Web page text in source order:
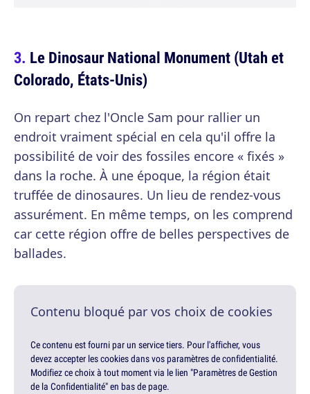
Le Dinosaur National Monument (Utah et
Colorado, États-Unis)
On repart chez l'Oncle Sam pour rallier un
endroit vraiment spécial en cela qu'il offre la
possibilité de voir des fossiles encore « fixés »
dans la roche. À une époque, la région était
truffée de dinosaures. Un lieu de rendez-vous
assurément. En même temps, on les comprend
car cette région offre de belles perspectives de
ballades.
Contenu bloqué par vos choix de cookies
Ce contenu est fourni par un service tiers. Pour l'afficher, vous
devez accepter les cookies dans vos paramètres de confidentialité.
Modifiez ce choix à tout moment via le lien "Paramètres de Gestion
de la Confidentialité" en bas de page.